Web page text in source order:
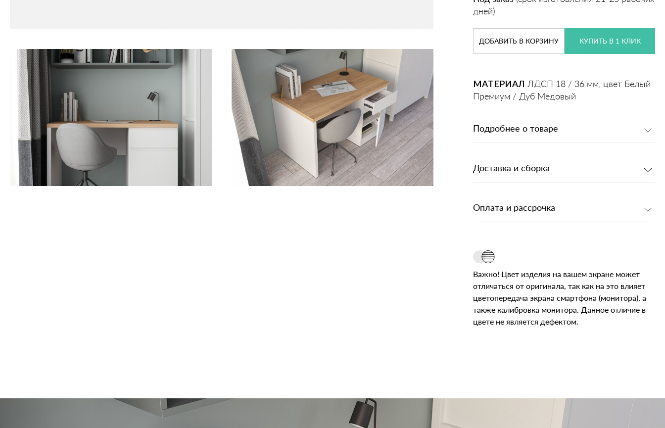
дней)
ДОБАВИТЬ В КОРЗИНУ КУПИТЬ В 1 КЛИК
МАТЕРИАЛ ЛДСП 18 / 36 мм, цвет Белый
Премиум / Дуб Медовый
Подробнее о товаре
Доставка и сборка
Оплата и рассрочка
Важно! Цвет изделия на вашем экране может
отличаться от оригинала, так как на это влияет
цветопередача экрана смартфона (монитора), а
также калибровка монитора. Данное отличие в
цвете не является дефектом.